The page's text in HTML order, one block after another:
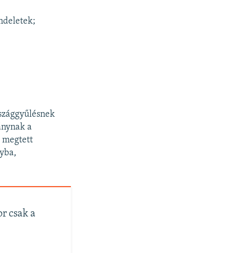
a
megtett
csak a